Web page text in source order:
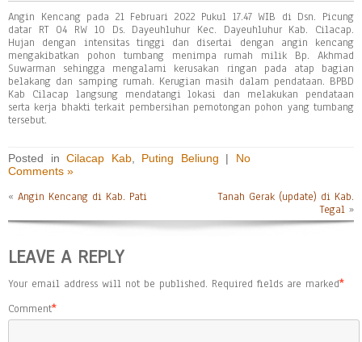
Angin Kencang pada 21 Februari 2022 Pukul 17.47 WIB di Dsn. Picung
datar RT 04 RW 10 Ds. Dayeuhluhur Kec. Dayeuhluhur Kab. Cilacap.
Hujan dengan intensitas tinggi dan disertai dengan angin kencang
mengakibatkan pohon tumbang menimpa rumah milik Bp. Akhmad
Suwarman sehingga mengalami kerusakan ringan pada atap bagian
belakang dan samping rumah. Kerugian masih dalam pendataan. BPBD
Kab Cilacap langsung mendatangi lokasi dan melakukan pendataan
serta kerja bhakti terkait pembersihan pemotongan pohon yang tumbang
tersebut.
Posted inCilacap Kab, Puting Beliung | No
Comments »
« Angin Kencang di Kab. Pati
Tanah Gerak (update) di Kab.
Tegal »
LEAVE A REPLY
Your email address will not be published. Required fields are marked*
Comment*